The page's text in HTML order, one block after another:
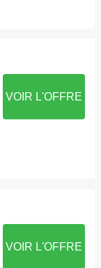
VOIR L'OFFRE
VOIR L'OFFRE